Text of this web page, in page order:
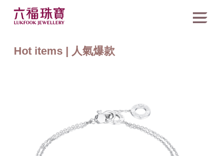
Hot items | 人氣爆款